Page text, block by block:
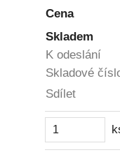
Cena
Skladem
K odeslání
Skladové
Sdílet